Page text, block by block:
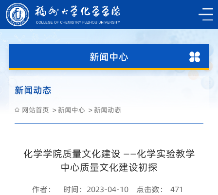
新闻中心
新闻动态
网站首页 新闻中心 新闻动态
化学学院质量文化建设 ——化学实验教学
中心质量文化建设初探
作者： 时间：2023-04-10 点击数： 471